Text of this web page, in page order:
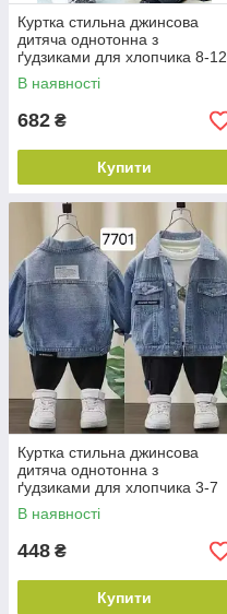
Куртка стильна джинсова
дитяча однотонна з
ґудзиками для хлопчика 8-12
років, колір уточнюйте під час
замовлення
В наявності
682 ₴
Купити
Куртка стильна джинсова
дитяча однотонна з
ґудзиками для хлопчика 3-7
років, колір синій
В наявності
448 ₴
Купити